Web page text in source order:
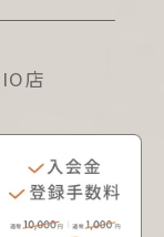
店